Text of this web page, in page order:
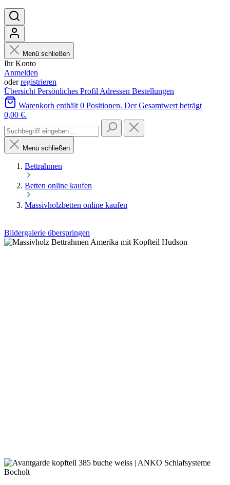
Menü schließen
Ihr Konto
Anmelden
oderregistrieren
Übersicht Persönliches Profil Adressen Bestellungen
Warenkorb enthält 0 Positionen. Der Gesamtwert beträgt
0,00 €.
Menü schließen
Bettrahmen
Betten online kaufen
Massivholzbetten online kaufen
Bildergalerie überspringen